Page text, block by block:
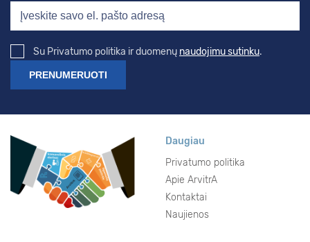
Su Privatumo politika ir duomenų naudojimu sutinku.
Daugiau
Privatumo politika
Apie ArvitrA
Kontaktai
Naujienos